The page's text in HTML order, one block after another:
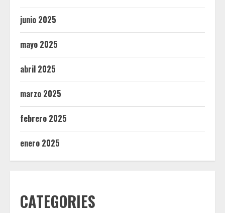
junio 2025
mayo 2025
abril 2025
marzo 2025
febrero 2025
enero 2025
CATEGORIES